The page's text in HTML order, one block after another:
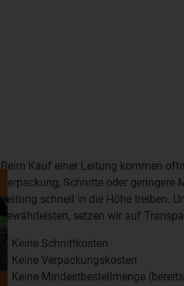
Beim Kauf einer Leitung kommen
Verpackung, Schnitte oder
Leitung schnell in die Höhe treiben.
gewährleisten, setzen wir auf
Keine Schnittkosten
Keine Verpackungskosten
Keine Mindestbestellmenge